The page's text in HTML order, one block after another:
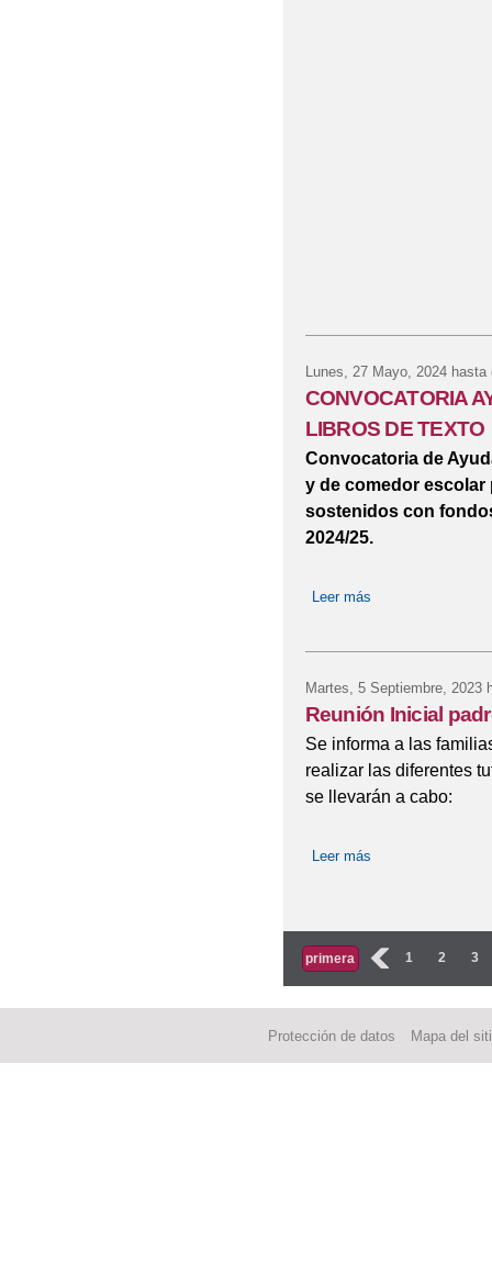
Lunes, 27 Mayo, 2024hasta
CONVOCATORIA
LIBROS DE TEXTO
Convocatoria de
y de comedor escolar
sostenidos con
2024/25.
Leer más
Martes, 5 Septiembre, 2023
Reunión Inicial
Se informa a las
realizar las diferentes
se llevarán a cabo:
Leer más
Páginas
primera ‹ 1 2 3
Protección de datos Mapa del